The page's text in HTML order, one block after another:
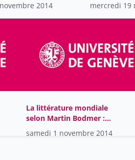
2014
mercredi 19
La littérature mondiale
selon Martin Bodmer :
mystique et politique
samedi 1 novembre 2014